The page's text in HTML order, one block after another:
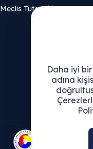
Meclis Tutanakları
Daha iyi
adına